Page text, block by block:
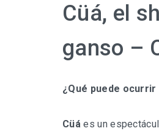
Cüá, el
ganso –
¿Qué puede
Cüáes un